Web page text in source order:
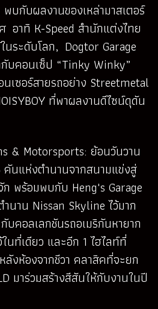
บกับผลงานของเหล่ามาสเตอร์
อาทิ K-Speed สำนักแต่งไทย
นระดับโลก, Dogtor Garage
บคอนเซ็ป “Tinky Winky”
เซอร์สายรถอย่าง Streetmetal
ที่พาผลงานดีไซน์ดุดัน
& Motorsports: ย้อนวันวาน
นแห่งตำนานจากสนามแข่งสู่
พร้อมพบกับ Heng's Garage
นาน Nissan Skyline ไว้มาก
คอลเลกชันรถอเมริกันหายาก
นที่เดียว และอีก 1 ไฮไลท์ที่
งห้องจากชีวา คลาสิคที่จะยก
มาร่วมสร้างสีสันให้กับงานในปี